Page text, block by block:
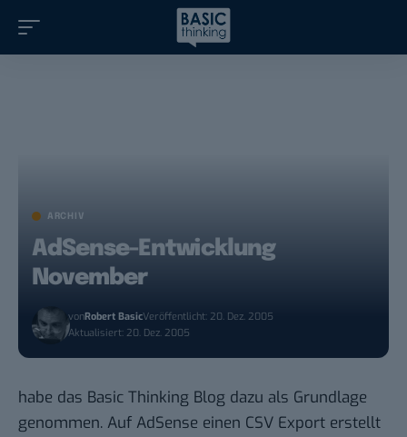
ARCHIV
AdSense-Entwicklung
November
vonRobert BasicVeröffentlicht: 20. Dez. 2005
Aktualisiert: 20. Dez. 2005
habe das Basic Thinking Blog dazu als Grundlage
genommen. Auf AdSense einen CSV Export erstellt